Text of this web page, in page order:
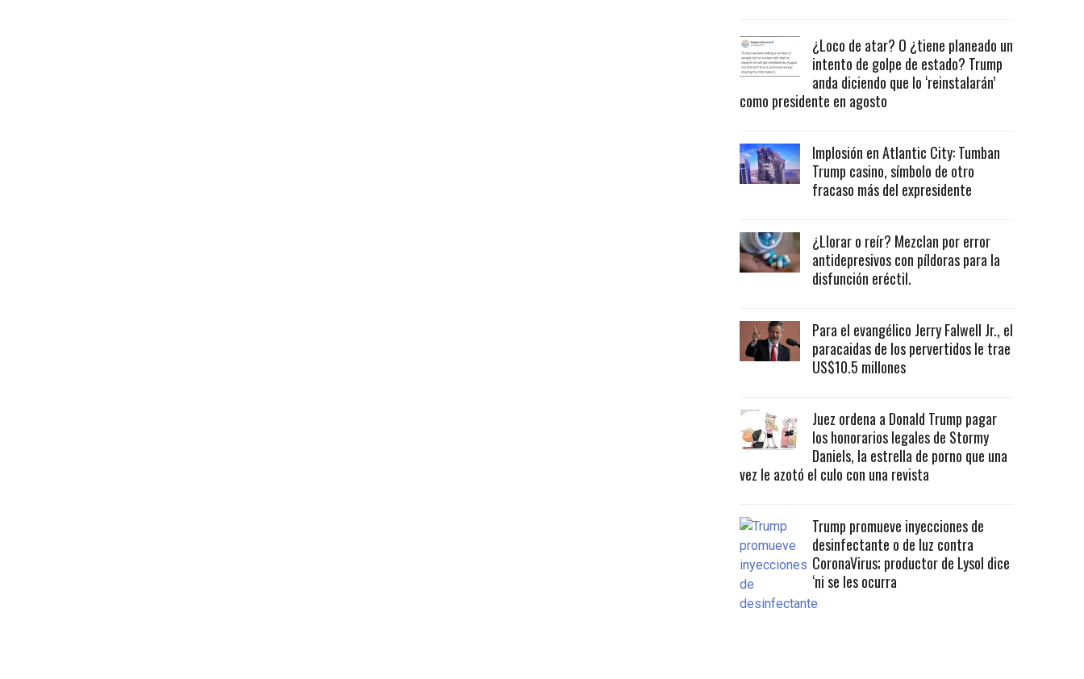
¿Loco de atar? O ¿tiene planeado un
intento de golpe de estado? Trump
anda diciendo que lo ‘reinstalarán’
como presidente en agosto
Implosión en Atlantic City: Tumban
Trump casino, símbolo de otro
fracaso más del expresidente
¿Llorar o reír? Mezclan por error
antidepresivos con píldoras para la
disfunción eréctil.
Para el evangélico Jerry Falwell Jr., el
paracaidas de los pervertidos le trae
US$10.5 millones
Juez ordena a Donald Trump pagar
los honorarios legales de Stormy
Daniels, la estrella de porno que una
vez le azotó el culo con una revista
Trump promueve inyecciones de
desinfectante o de luz contra
CoronaVirus; productor de Lysol dice
‘ni se les ocurra